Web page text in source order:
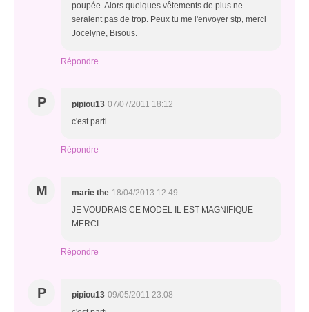
poupée. Alors quelques vêtements de plus ne
seraient pas de trop. Peux tu me l'envoyer stp, merci
Jocelyne, Bisous.
Répondre
P pipiou13 07/07/2011 18:12
c'est parti..
Répondre
M marie the 18/04/2013 12:49
JE VOUDRAIS CE MODEL IL EST MAGNIFIQUE
MERCI
Répondre
P pipiou13 09/05/2011 23:08